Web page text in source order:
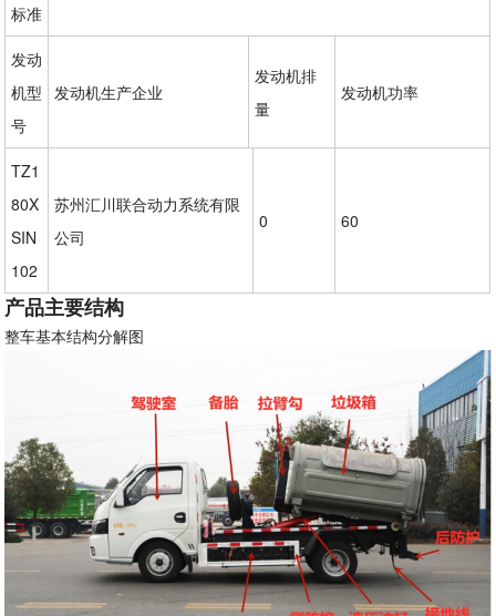
标准
发动
机型
号
发动机生产企业
发动机排
量
发动机功率
TZ1
80X
SIN
102
苏州汇川联合动力系统有限
公司
0 60
产品主要结构
整车基本结构分解图